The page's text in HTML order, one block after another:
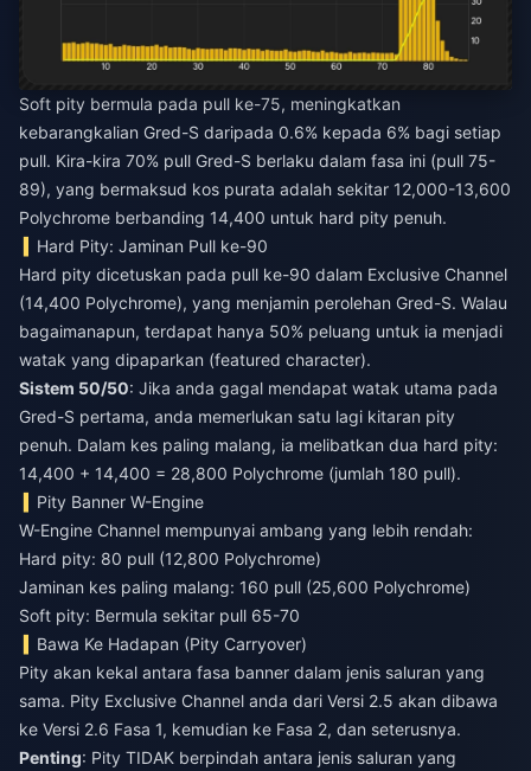
Soft pity bermula pada pull ke-75, meningkatkan
kebarangkalian Gred-S daripada 0.6% kepada 6% bagi setiap
pull. Kira-kira 70% pull Gred-S berlaku dalam fasa ini (pull 75-
89), yang bermaksud kos purata adalah sekitar 12,000-13,600
Polychrome berbanding 14,400 untuk hard pity penuh.
Hard Pity: Jaminan Pull ke-90
Hard pity dicetuskan pada pull ke-90 dalam Exclusive Channel
(14,400 Polychrome), yang menjamin perolehan Gred-S. Walau
bagaimanapun, terdapat hanya 50% peluang untuk ia menjadi
watak yang dipaparkan (featured character).
Sistem 50/50: Jika anda gagal mendapat watak utama pada
Gred-S pertama, anda memerlukan satu lagi kitaran pity
penuh. Dalam kes paling malang, ia melibatkan dua hard pity:
14,400 + 14,400 = 28,800 Polychrome (jumlah 180 pull).
Pity Banner W-Engine
W-Engine Channel mempunyai ambang yang lebih rendah:
Hard pity: 80 pull (12,800 Polychrome)
Jaminan kes paling malang: 160 pull (25,600 Polychrome)
Soft pity: Bermula sekitar pull 65-70
Bawa Ke Hadapan (Pity Carryover)
Pity akan kekal antara fasa banner dalam jenis saluran yang
sama. Pity Exclusive Channel anda dari Versi 2.5 akan dibawa
ke Versi 2.6 Fasa 1, kemudian ke Fasa 2, dan seterusnya.
Penting: Pity TIDAK berpindah antara jenis saluran yang